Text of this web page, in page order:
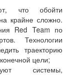
что обойти
крайне сложно.
Red Team по
Технологии
траекторию
цели;
системы,